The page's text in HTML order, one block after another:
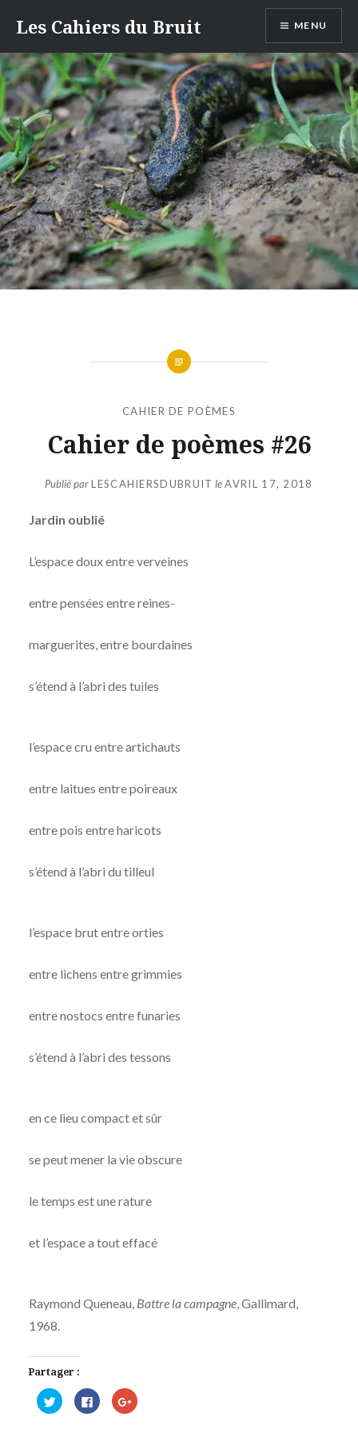
contenu
Les Cahiers du Bruit MENU
CAHIER DE POÈMES
Cahier de poèmes #26
Publié parLESCAHIERSDUBRUIT leAVRIL 17, 2018
Jardin oublié
L’espace doux entre verveines
entre pensées entre reines-
marguerites, entre bourdaines
s’étend à l’abri des tuiles
l’espace cru entre artichauts
entre laitues entre poireaux
entre pois entre haricots
s’étend à l’abri du tilleul
l’espace brut entre orties
entre lichens entre grimmies
entre nostocs entre funaries
s’étend à l’abri des tessons
en ce lieu compact et sûr
se peut mener la vie obscure
le temps est une rature
et l’espace a tout effacé
Raymond Queneau, Battre la campagne, Gallimard,
1968.
Partager :
Cliquez
pour
partager
Cliquez
pour
partager
Cliquez
pour